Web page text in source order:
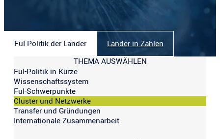
FuI Politik der Länder
Länder in Zahlen
THEMA AUSWÄHLEN
FuI-Politik in Kürze
Wissenschaftssystem
FuI-Schwerpunkte
Cluster und Netzwerke
Transfer und Gründungen
Internationale Zusammenarbeit